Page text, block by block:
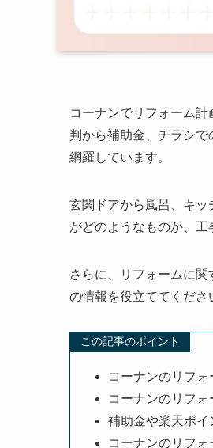
コーナンでリフォーム
判から補助金、チラシ
網羅しています。
玄関ドアから風呂、キ
がどのようなものか、工
さらに、リフォームに
の情報を役立ててくださ
この記事のポイント
コーナンのリフ
コーナンのリフォ
補助金や楽天ポイ
コーナンのリフォ